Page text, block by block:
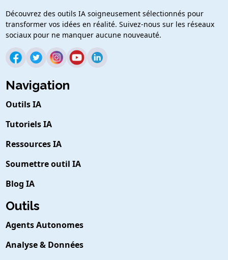
Découvrez des outils IA soigneusement sélectionnés pour
transformer vos idées en réalité. Suivez-nous sur les réseaux
sociaux pour ne manquer aucune nouveauté.
Navigation
Outils IA
Tutoriels IA
Ressources IA
Soumettre outil IA
Blog IA
Outils
Agents Autonomes
Analyse & Données